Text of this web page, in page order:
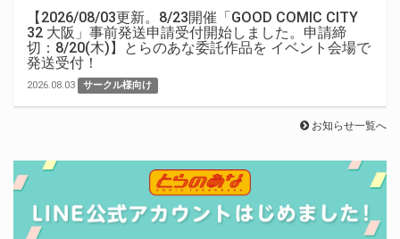
【2026/08/03更新。8/23開催「GOOD COMIC CITY
32 大阪」事前発送申請受付開始しました。申請締
切：8/20(木)】とらのあな委託作品を イベント会場で
発送受付！
2026.08.03 サークル様向け
お知らせ一覧へ